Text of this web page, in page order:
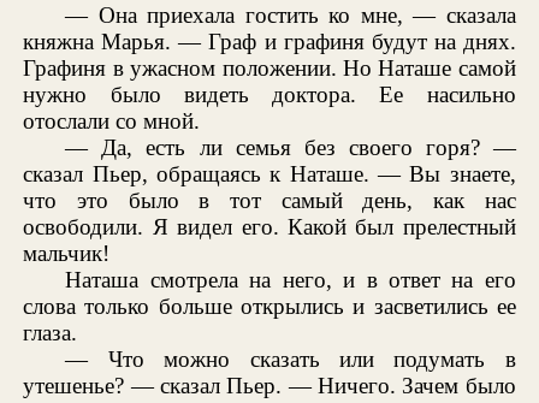
— Она приехала гостить ко мне, — сказала
княжна Марья. — Граф и графиня будут на днях.
Графиня в ужасном положении. Но Наташе самой
нужно было видеть доктора. Ее насильно
отослали со мной.
— Да, есть ли семья без своего горя? —
сказал Пьер, обращаясь к Наташе. — Вы знаете,
что это было в тот самый день, как нас
освободили. Я видел его. Какой был прелестный
мальчик!
Наташа смотрела на него, и в ответ на его
слова только больше открылись и засветились ее
глаза.
— Что можно сказать или подумать в
утешенье? — сказал Пьер. — Ничего. Зачем было